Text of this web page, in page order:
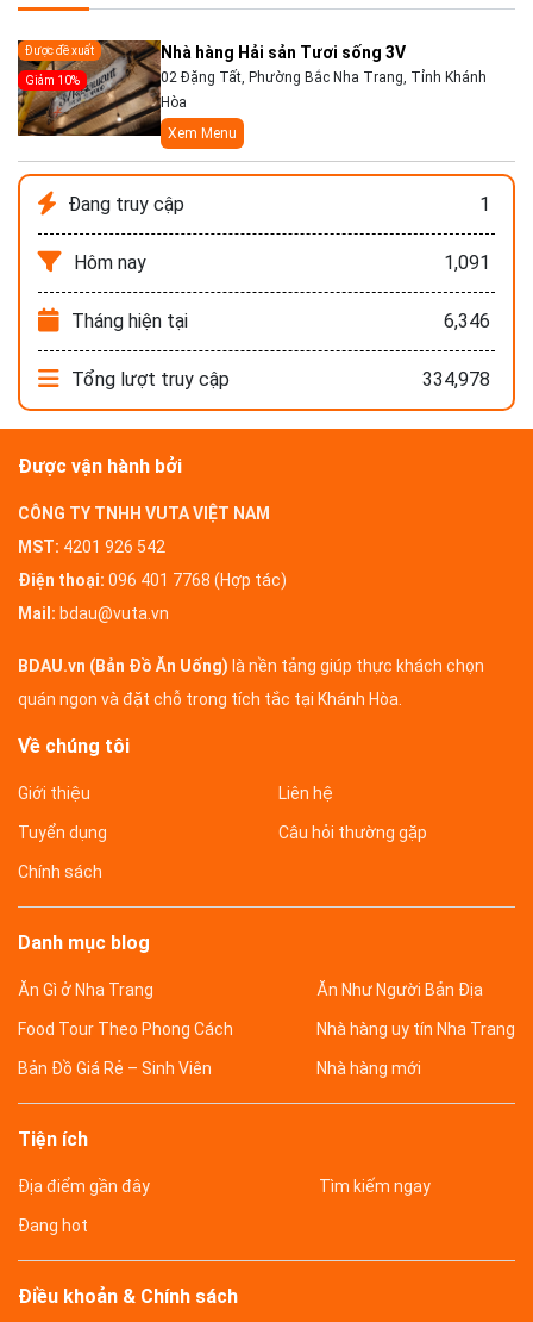
Được đề xuất
Giảm 10%
Nhà hàng Hải sản Tươi sống 3V
02 Đặng Tất, Phường Bắc Nha Trang, Tỉnh Khánh
Hòa
Xem Menu
Đang truy cập 1
Hôm nay 1,091
Tháng hiện tại 6,346
Tổng lượt truy cập 334,978
Được vận hành bởi
CÔNG TY TNHH VUTA VIỆT NAM
MST: 4201 926 542
Điện thoại: 096 401 7768 (Hợp tác)
Mail: bdau@vuta.vn
BDAU.vn (Bản Đồ Ăn Uống) là nền tảng giúp thực khách chọn
quán ngon và đặt chỗ trong tích tắc tại Khánh Hòa.
Về chúng tôi
Giới thiệu Liên hệ
Tuyển dụng Câu hỏi thường gặp
Chính sách
Danh mục blog
Ăn Gì ở Nha Trang Ăn Như Người Bản Địa
Food Tour Theo Phong Cách Nhà hàng uy tín Nha Trang
Bản Đồ Giá Rẻ – Sinh Viên Nhà hàng mới
Tiện ích
Địa điểm gần đây Tìm kiếm ngay
Đang hot
Điều khoản & Chính sách